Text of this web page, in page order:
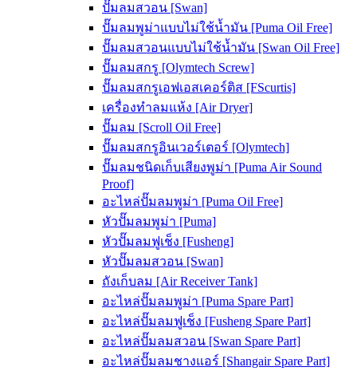
ปั๊มลมสวอน [Swan]
ปั๊มลมพูม่าแบบไม่ใช้น้ำมัน [Puma Oil Free]
ปั๊มลมสวอนแบบไม่ใช้น้ำมัน [Swan Oil Free]
ปั๊มลมสกรู [Olymtech Screw]
ปั๊มลมสกรูเอฟเอสเคอร์ติส [FScurtis]
เครื่องทำลมแห้ง [Air Dryer]
ปั๊มลม [Scroll Oil Free]
ปั๊มลมสกรูอินเวอร์เตอร์ [Olymtech]
ปั๊มลมชนิดเก็บเสียงพูม่า [Puma Air Sound
Proof]
อะไหล่ปั๊มลมพูม่า [Puma Oil Free]
หัวปั๊มลมพูม่า [Puma]
หัวปั๊มลมฟูเช็ง [Fusheng]
หัวปั๊มลมสวอน [Swan]
ถังเก็บลม [Air Receiver Tank]
อะไหล่ปั๊มลมพูม่า [Puma Spare Part]
อะไหล่ปั๊มลมฟูเช็ง [Fusheng Spare Part]
อะไหล่ปั๊มลมสวอน [Swan Spare Part]
อะไหล่ปั๊มลมชางแอร์ [Shangair Spare Part]